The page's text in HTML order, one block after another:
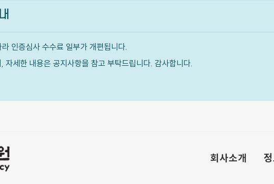
인증심사 수수료 일부가 개편됩니다.
세한 내용은 공지사항을 참고 부탁드립니다. 감사합니다.
회사소개